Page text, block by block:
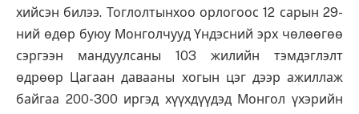
хийсэн билээ. Тоглолтынхоо орлогоос 12 сарын 29-
ний өдөр буюу Монголчууд Үндэсний эрх чөлөөгөө
сэргээн мандуулсаны 103 жилийн тэмдэглэлт
өдрөөр Цагаан давааны хогын цэг дээр ажиллаж
байгаа 200-300 иргэд хүүхдүүдэд Монгол үхэрийн